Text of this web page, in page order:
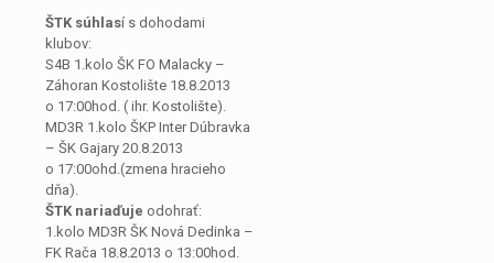
ŠTK súhlasí s dohodami
klubov:
S4B 1.kolo ŠK FO Malacky –
Záhoran Kostolište 18.8.2013
o 17:00hod. ( ihr. Kostolište).
MD3R 1.kolo ŠKP Inter Dúbravka
– ŠK Gajary 20.8.2013
o 17:00ohd.(zmena hracieho
dňa).
ŠTK nariaďuje odohrať:
1.kolo MD3R ŠK Nová Dedinka –
FK Rača 18.8.2013 o 13:00hod.